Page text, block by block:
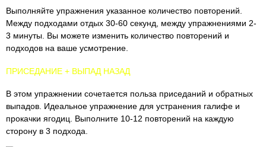
Выполняйте упражнения указанное количество повторений.
Между подходами отдых 30-60 секунд, между упражнениями 2-
3 минуты. Вы можете изменить количество повторений и
подходов на ваше усмотрение.
ПРИСЕДАНИЕ + ВЫПАД НАЗАД
В этом упражнении сочетается польза приседаний и обратных
выпадов. Идеальное упражнение для устранения галифе и
прокачки ягодиц. Выполните 10-12 повторений на каждую
сторону в 3 подхода.